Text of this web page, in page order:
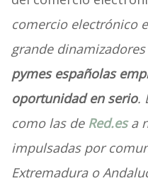
comercio electrónico
grande
pymes españolas
oportunidad en serio.
como las de Red.esa
impulsadas por
Extremadura o